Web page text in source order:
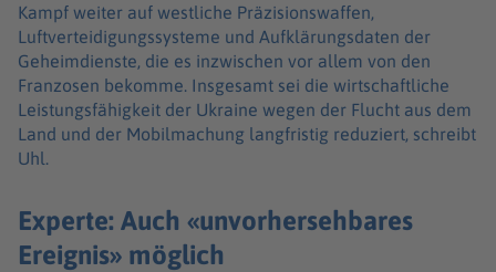
Kampf weiter auf westliche Präzisionswaffen,
Luftverteidigungssysteme und Aufklärungsdaten der
Geheimdienste, die es inzwischen vor allem von den
Franzosen bekomme. Insgesamt sei die wirtschaftliche
Leistungsfähigkeit der Ukraine wegen der Flucht aus dem
Land und der Mobilmachung langfristig reduziert, schreibt
Uhl.
Experte: Auch «unvorhersehbares
Ereignis» möglich